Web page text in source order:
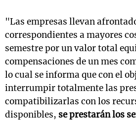
"Las empresas llevan
correspondientes a mayores
semestre por un valor total
compensaciones de un mes
lo cual se informa que con el
interrumpir totalmente las
compatibilizarlas con los
disponibles, se prestarán los